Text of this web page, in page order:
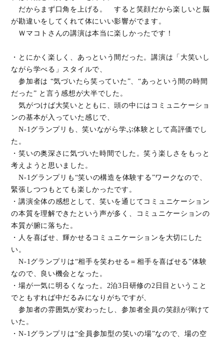
だからまず口角を上げる。 すると笑顔だから楽しいと脳
が勘違いをしてくれて体にいい影響がでます。
Ｗマコトさんの講演は本当に楽しかったです！
・とにかく楽しく、あっという間だった。講演は「大笑いし
ながら学べる」スタイルで、
参加者は “気づいたら笑っていた”、“あっという間の時間
だった” と言う感想が大半でした。
気がつけば大笑いとともに、頭の中にはコミュニケーショ
ンの基本が入っていた感じで、
N-1グランプリも、笑いながら学ぶ体験として高評価でし
た。
・笑いの奥深さに気づいた時間でした。笑う楽しさをもっと
考えようと思いました。
N-1グランプリも“笑いの構造を体験する”ワークなので、
緊張しつつもとても楽しかったです。
・講演全体の感想として、笑いを通じてコミュニケーション
の本質を理解できたという声が多く、コミュニケーションの
本質が腑に落ちた。
・人を喜ばせ、輝かせるコミュニケーションを大切にした
い。
N-1グランプリは“相手を笑わせる＝相手を喜ばせる”体験
なので、良い機会となった。
・場が一気に明るくなった。2泊3日研修の2日目ということ
でともすれば中だるみになりがちですが、
参加者の雰囲気が変わったし、参加者全員の笑顔が弾けて
いた。
・N-1グランプリは“全員参加型の笑いの場”なので、場の空